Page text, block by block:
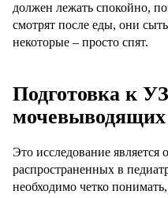
должен лежать спокойно,
смотрят после еды, они
некоторые – просто спят.
Подготовка к
мочевыводящих
Это исследование
распространенных в
необходимо четко